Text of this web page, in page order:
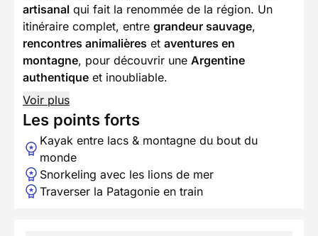
artisanal qui fait la renommée de la région. Un
itinéraire complet, entre grandeur sauvage,
rencontres animalières et aventures en
montagne, pour découvrir une Argentine
authentique et inoubliable.
Voir plus
Les points forts
Kayak entre lacs & montagne du bout du
monde
Snorkeling avec les lions de mer
Traverser la Patagonie en train